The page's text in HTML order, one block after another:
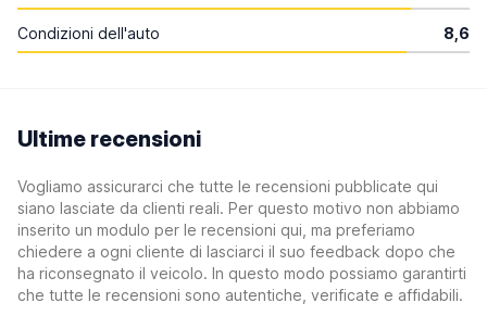
Condizioni dell'auto 8,6
Ultime recensioni
Vogliamo assicurarci che tutte le recensioni pubblicate qui
siano lasciate da clienti reali. Per questo motivo non abbiamo
inserito un modulo per le recensioni qui, ma preferiamo
chiedere a ogni cliente di lasciarci il suo feedback dopo che
ha riconsegnato il veicolo. In questo modo possiamo garantirti
che tutte le recensioni sono autentiche, verificate e affidabili.